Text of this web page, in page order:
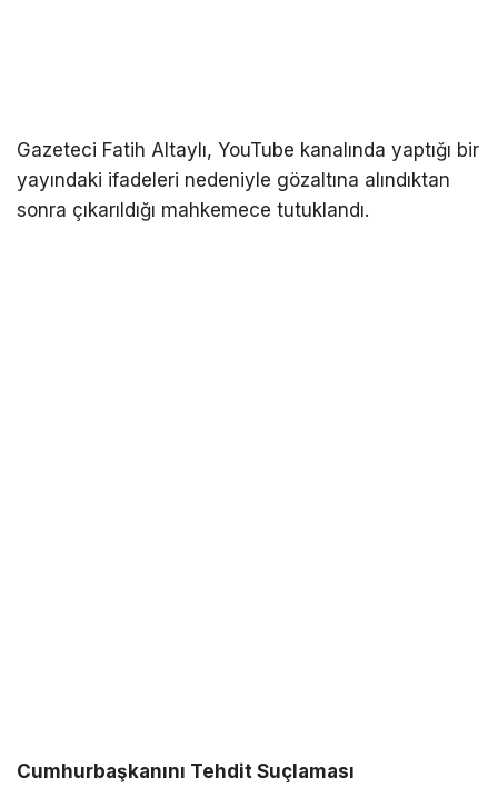
Gazeteci Fatih Altaylı, YouTube kanalında yaptığı bir
yayındaki ifadeleri nedeniyle gözaltına alındıktan
sonra çıkarıldığı mahkemece tutuklandı.
Cumhurbaşkanını Tehdit Suçlaması